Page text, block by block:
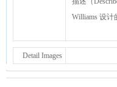
Williams 设
Detail Images